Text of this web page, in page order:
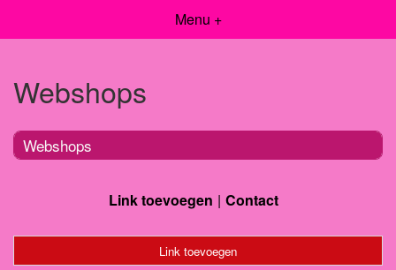
Menu +
Webshops
Webshops
Link toevoegen Contact
Link toevoegen